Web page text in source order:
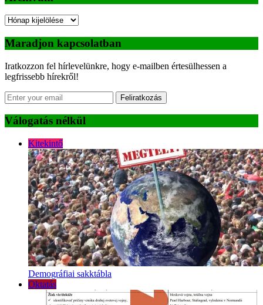
Archívum
Maradjon kapcsolatban
Iratkozzon fel hírlevelünkre, hogy e-mailben értesülhessen a
legfrissebb hírekről!
Feliratkozás
Válogatás nélkül
Kitekintő
Demográfiai sakktábla
Oktatás